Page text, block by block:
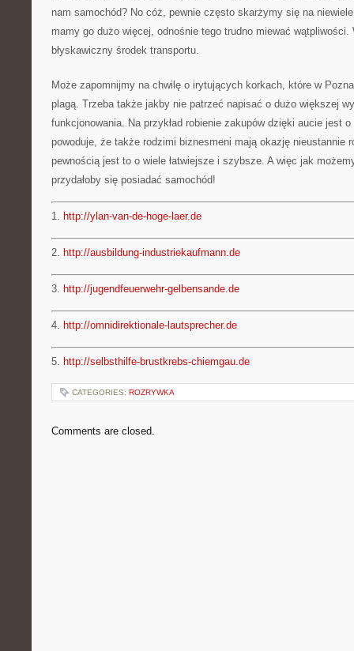
nam samochód? No cóż, pewnie często skarżymy się na
mamy go dużo więcej, odnośnie tego trudno miewać
błyskawiczny środek transportu.
Może zapomnijmy na chwilę o irytujących korkach, które w
plagą. Trzeba także jakby nie patrzeć napisać o dużo większej
funkcjonowania. Na przykład robienie zakupów dzięki aucie jest
powoduje, że także rodzimi biznesmeni mają okazję nieustannie
pewnością jest to o wiele łatwiejsze i szybsze. A więc jak
przydałoby się posiadać samochód!
1. http://ylan-van-de-hoge-laer.de
2. http://ausbildung-industriekaufmann.de
3. http://jugendfeuerwehr-gelbensande.de
4. http://omnidirektionale-lautsprecher.de
5. http://selbsthilfe-brustkrebs-chiemgau.de
CATEGORIES: ROZRYWKA
Comments are closed.